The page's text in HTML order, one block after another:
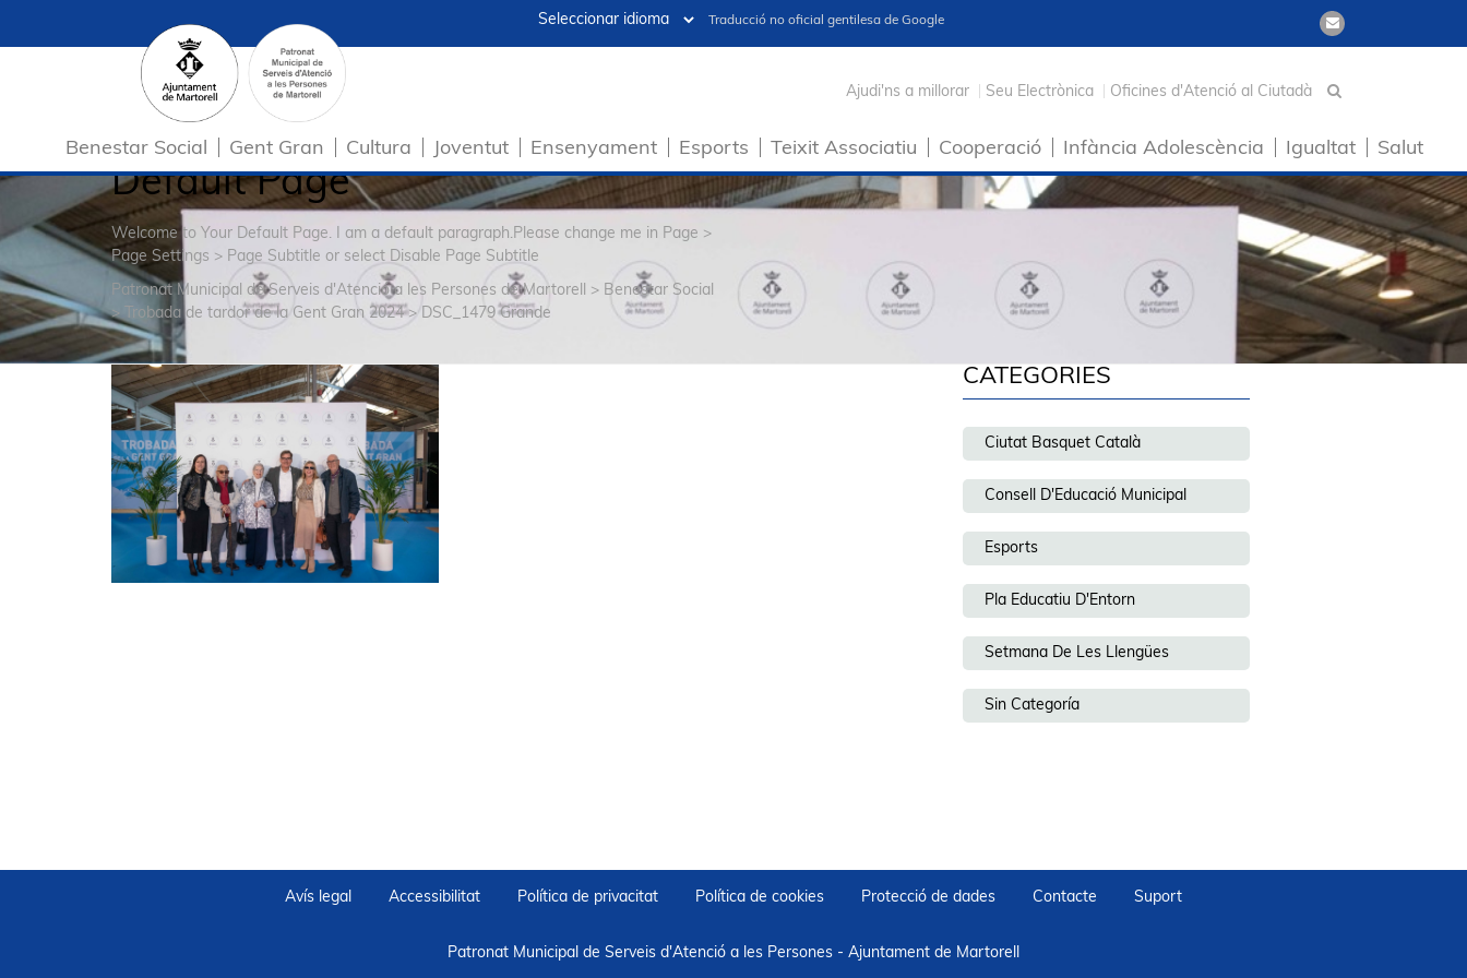
Traducció no oficial gentilesa de Google
Ajudi'ns a millorar Seu Electrònica Oficines d'Atenció al Ciutadà
Benestar Social Gent Gran Cultura Joventut Ensenyament Esports Teixit Associatiu Cooperació Infància Adolescència Igualtat Salut
Default Page
Welcome to Your Default Page. I am a default paragraph.Please change me in Page >
Page Settings > Page Subtitle or select Disable Page Subtitle
Patronat Municipal de Serveis d'Atenció a les Persones de Martorell > Benestar Social
> Trobada de tardor de la Gent Gran 2024> DSC_1479 Grande
CATEGORIES
Ciutat Basquet Català
Consell D'Educació Municipal
Esports
Pla Educatiu D'Entorn
Setmana De Les Llengües
Sin Categoría
Avís legal Accessibilitat Política de privacitat Política de cookies Protecció de dades Contacte Suport
Patronat Municipal de Serveis d'Atenció a les Persones - Ajuntament de Martorell